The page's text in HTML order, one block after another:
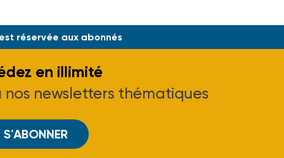
réservée aux abonnés
en illimité
nos newsletters thématiques
S'ABONNER